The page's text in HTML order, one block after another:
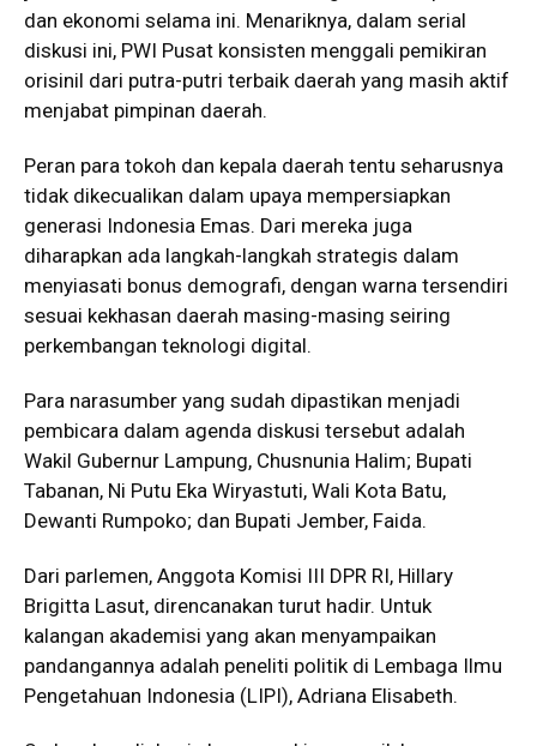
dan ekonomi selama ini. Menariknya, dalam serial
diskusi ini, PWI Pusat konsisten menggali pemikiran
orisinil dari putra-putri terbaik daerah yang masih aktif
menjabat pimpinan daerah.
Peran para tokoh dan kepala daerah tentu seharusnya
tidak dikecualikan dalam upaya mempersiapkan
generasi Indonesia Emas. Dari mereka juga
diharapkan ada langkah-langkah strategis dalam
menyiasati bonus demografi, dengan warna tersendiri
sesuai kekhasan daerah masing-masing seiring
perkembangan teknologi digital.
Para narasumber yang sudah dipastikan menjadi
pembicara dalam agenda diskusi tersebut adalah
Wakil Gubernur Lampung, Chusnunia Halim; Bupati
Tabanan, Ni Putu Eka Wiryastuti, Wali Kota Batu,
Dewanti Rumpoko; dan Bupati Jember, Faida.
Dari parlemen, Anggota Komisi III DPR RI, Hillary
Brigitta Lasut, direncanakan turut hadir. Untuk
kalangan akademisi yang akan menyampaikan
pandangannya adalah peneliti politik di Lembaga Ilmu
Pengetahuan Indonesia (LIPI), Adriana Elisabeth.